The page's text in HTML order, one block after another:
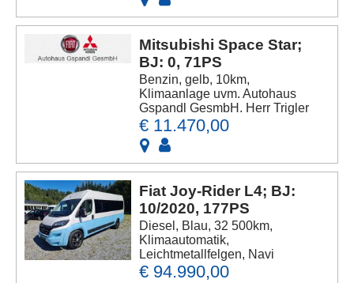
Mitsubishi Space Star;
BJ: 0, 71PS
Benzin, gelb, 10km,
Klimaanlage uvm. Autohaus
Gspandl GesmbH. Herr Trigler
€ 11.470,00
Fiat Joy-Rider L4; BJ:
10/2020, 177PS
Diesel, Blau, 32 500km,
Klimaautomatik,
Leichtmetallfelgen, Navi
€ 94.990,00